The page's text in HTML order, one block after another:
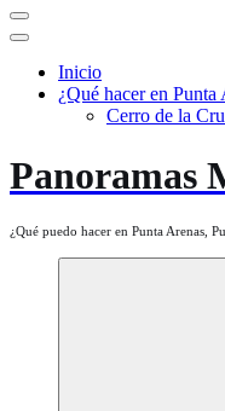
Inicio
¿Qué hacer en Punta
Cerro de la
Panoramas
¿Qué puedo hacer en Punta Arenas,